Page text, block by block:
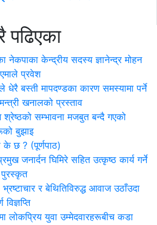
पढिएका
नेकपाका केन्द्रीय सदस्य ज्ञानेन्द्र मोहन
प्रवेश
धेरै बस्ती मापदण्डका कारण समस्यामा पर्ने
खनालको प्रस्ताव
सम्भावना मजबुत बन्दै गएको
बुझाइ
के छ ? (पूर्णपाठ)
जनार्दन घिमिरे सहित उत्कृष्ठ कार्य गर्ने
पुरस्कृत
र बेथितिविरुद्ध आवाज उठाँउदा
लोकप्रिय युवा उम्मेदवारहरूबीच कडा